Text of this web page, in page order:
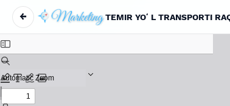
←
Вернуться к Подробностям о статье